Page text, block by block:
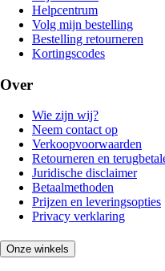
Helpcentrum
Volg mijn bestelling
Bestelling retourneren
Kortingscodes
Over
Wie zijn wij?
Neem contact op
Verkoopvoorwaarden
Retourneren en
Juridische disclaimer
Betaalmethoden
Prijzen en leveringsopties
Privacy verklaring
Onze winkels